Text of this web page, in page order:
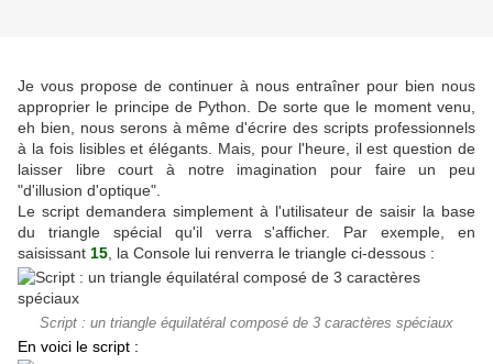
Je vous propose de continuer à nous entraîner pour bien nous
approprier le principe de Python. De sorte que le moment venu,
eh bien, nous serons à même d'écrire des scripts professionnels
à la fois lisibles et élégants. Mais, pour l'heure, il est question de
laisser libre court à notre imagination pour faire un peu
"d'illusion d'optique".
Le script demandera simplement à l'utilisateur de saisir la base
du triangle spécial qu'il verra s'afficher. Par exemple, en
saisissant 15 , la Console lui renverra le triangle ci-dessous :
Script : un triangle équilatéral composé de 3 caractères spéciaux
En voici le script :